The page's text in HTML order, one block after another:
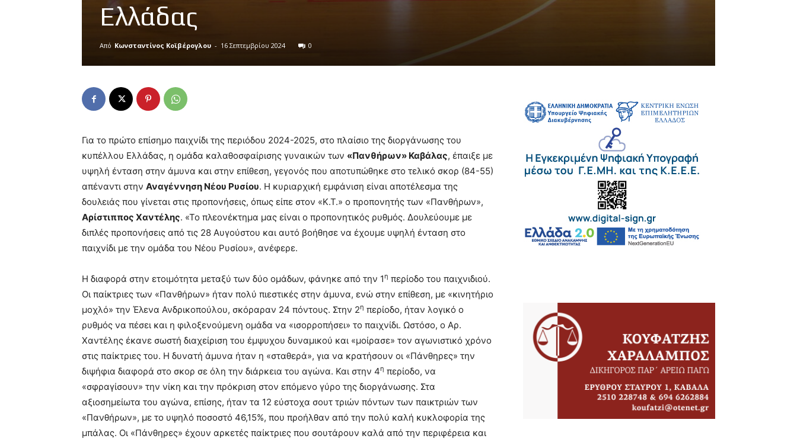
Ελλάδας
Από Κωνσταντίνος Κοϊβέρογλου - 16 Σεπτεμβρίου 2024 0
Για το πρώτο επίσημο παιχνίδι της περιόδου 2024-2025, στο πλαίσιο της διοργάνωσης του
κυπέλλου Ελλάδας, η ομάδα καλαθοσφαίρισης γυναικών των «Πανθήρων» Καβάλας, έπαιξε με
υψηλή ένταση στην άμυνα και στην επίθεση, γεγονός που αποτυπώθηκε στο τελικό σκορ (84-55)
απέναντι στην Αναγέννηση Νέου Ρυσίου. Η κυριαρχική εμφάνιση είναι αποτέλεσμα της
δουλειάς που γίνεται στις προπονήσεις, όπως είπε στον «Κ.Τ.» ο προπονητής των «Πανθήρων»,
Αρίστιππος Χαντέλης. «Το πλεονέκτημα μας είναι ο προπονητικός ρυθμός. Δουλεύουμε με
διπλές προπονήσεις από τις 28 Αυγούστου και αυτό βοήθησε να έχουμε υψηλή ένταση στο
παιχνίδι με την ομάδα του Νέου Ρυσίου», ανέφερε.
Η διαφορά στην ετοιμότητα μεταξύ των δύο ομάδων, φάνηκε από την 1η περίοδο του παιχνιδιού.
Οι παίκτριες των «Πανθήρων» ήταν πολύ πιεστικές στην άμυνα, ενώ στην επίθεση, με «κινητήριο
μοχλό» την Έλενα Ανδρικοπούλου, σκόραραν 24 πόντους. Στην 2η περίοδο, ήταν λογικό ο
ρυθμός να πέσει και η φιλοξενούμενη ομάδα να «ισορροπήσει» το παιχνίδι. Ωστόσο, ο Αρ.
Χαντέλης έκανε σωστή διαχείριση του έμψυχου δυναμικού και «μοίρασε» τον αγωνιστικό χρόνο
στις παίκτριες του. Η δυνατή άμυνα ήταν η «σταθερά», για να κρατήσουν οι «Πάνθηρες» την
διψήφια διαφορά στο σκορ σε όλη την διάρκεια του αγώνα. Και στην 4η περίοδο, να
«σφραγίσουν» την νίκη και την πρόκριση στον επόμενο γύρο της διοργάνωσης. Στα
αξιοσημείωτα του αγώνα, επίσης, ήταν τα 12 εύστοχα σουτ τριών πόντων των παικτριών των
«Πανθήρων», με το υψηλό ποσοστό 46,15%, που προήλθαν από την πολύ καλή κυκλοφορία της
μπάλας. Οι «Πάνθηρες» έχουν αρκετές παίκτριες που σουτάρουν καλά από την περιφέρεια και